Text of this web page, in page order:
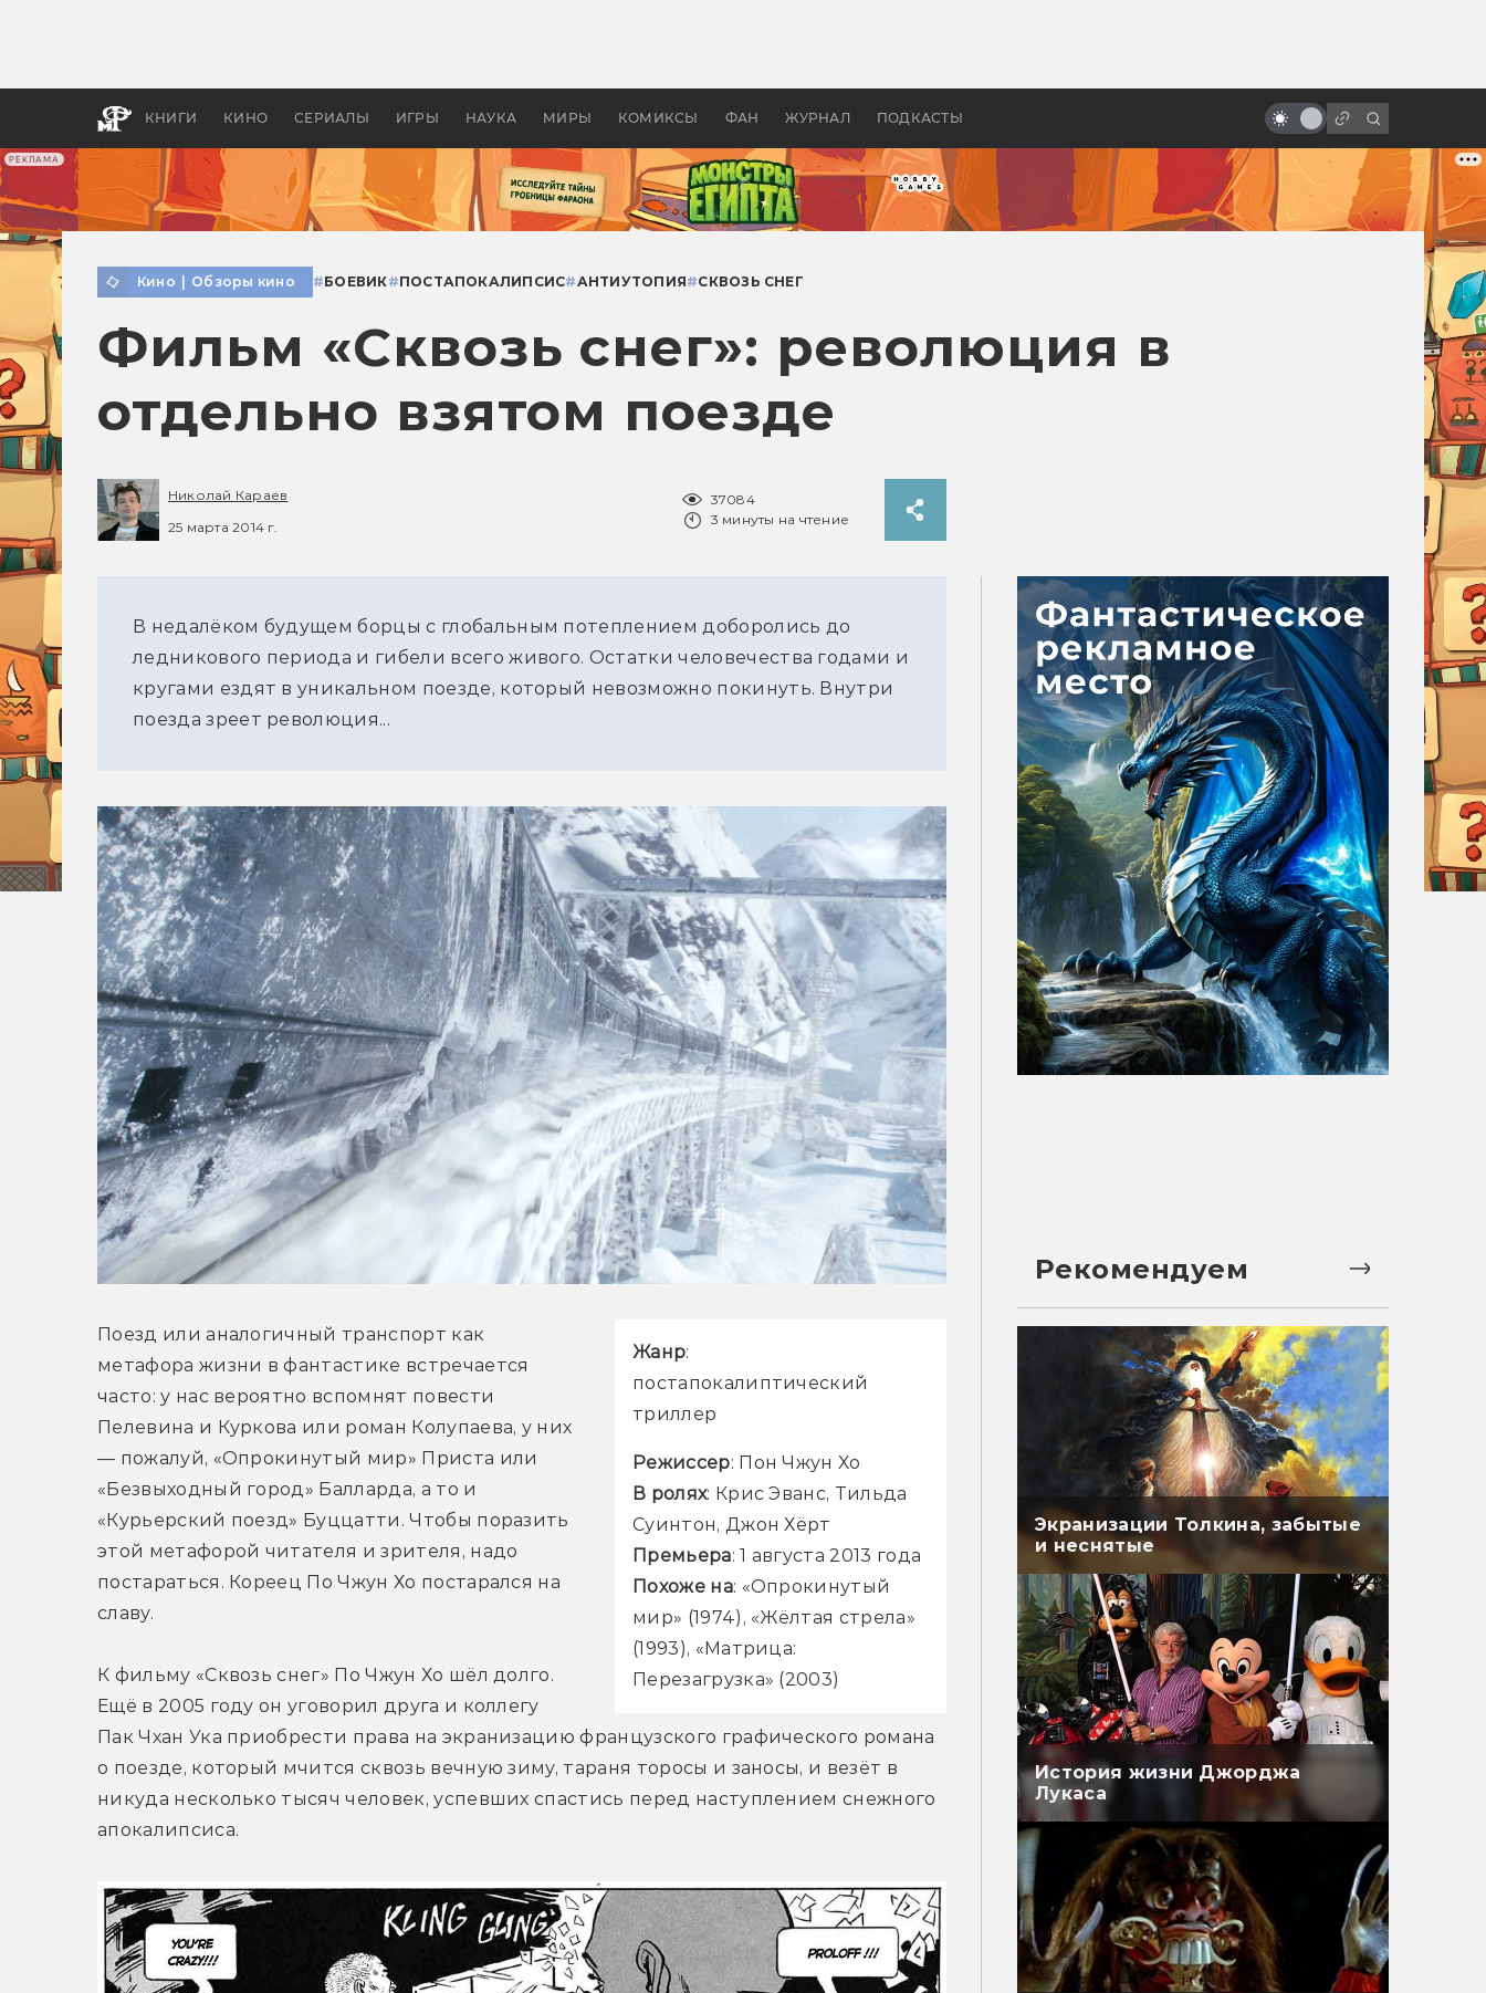
РЕКЛАМА
КНИГИ КИНО СЕРИАЛЫ ИГРЫ НАУКА МИРЫ КОМИКСЫ ФАН ЖУРНАЛ ПОДКАСТЫ
апокалипсис, в России —
бы «Властелина колец»
фильмы и сериалы
Кино Обзоры кино #БОЕВИК#ПОСТАПОКАЛИПСИС#АНТИУТОПИЯ#СКВОЗЬ СНЕГ
Фильм «Сквозь снег»: революция в
отдельно взятом поезде
Николай Караев
25 марта 2014 г.
37084
3 минуты на чтение
В недалёком будущем борцы с глобальным потеплением доборолись до
ледникового периода и гибели всего живого. Остатки человечества годами и
кругами ездят в уникальном поезде, который невозможно покинуть. Внутри
поезда зреет революция...
Жанр:
постапокалиптический
триллер
Режиссер: Пон Чжун Хо
В ролях: Крис Эванс, Тильда
Суинтон, Джон Хёрт
Премьера: 1 августа 2013 года
Похоже на: «Опрокинутый
мир» (1974), «Жёлтая стрела»
(1993), «Матрица:
Перезагрузка» (2003)
Поезд или аналогичный транспорт как
метафора жизни в фантастике встречается
часто: у нас вероятно вспомнят повести
Пелевина и Куркова или роман Колупаева, у них
— пожалуй, «Опрокинутый мир» Приста или
«Безвыходный город» Балларда, а то и
«Курьерский поезд» Буццатти. Чтобы поразить
этой метафорой читателя и зрителя, надо
постараться. Кореец По Чжун Хо постарался на
славу.
К фильму «Сквозь снег» По Чжун Хо шёл долго.
Ещё в 2005 году он уговорил друга и коллегу
Пак Чхан Ука приобрести права на экранизацию французского графического романа
о поезде, который мчится сквозь вечную зиму, тараня торосы и заносы, и везёт в
никуда несколько тысяч человек, успевших спастись перед наступлением снежного
апокалипсиса.
Рекомендуем
Экранизации Толкина, забытые
и неснятые
История жизни Джорджа
Лукаса